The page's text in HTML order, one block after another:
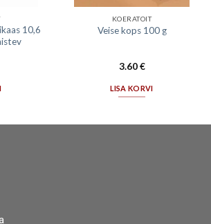
10,6
KOERATOIT
Veise kops 100 g
3.60€
LISA KORVI